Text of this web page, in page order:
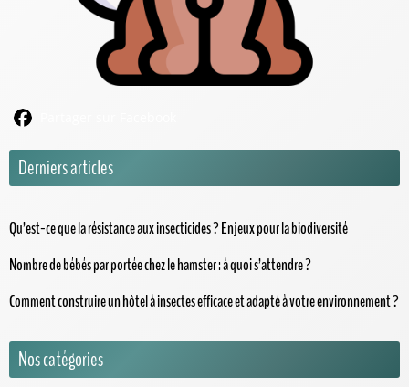
Derniers articles
Qu’est-ce que la résistance aux insecticides ? Enjeux pour la biodiversité
Nombre de bébés par portée chez le hamster : à quoi s’attendre ?
Comment construire un hôtel à insectes efficace et adapté à votre environnement ?
Nos catégories